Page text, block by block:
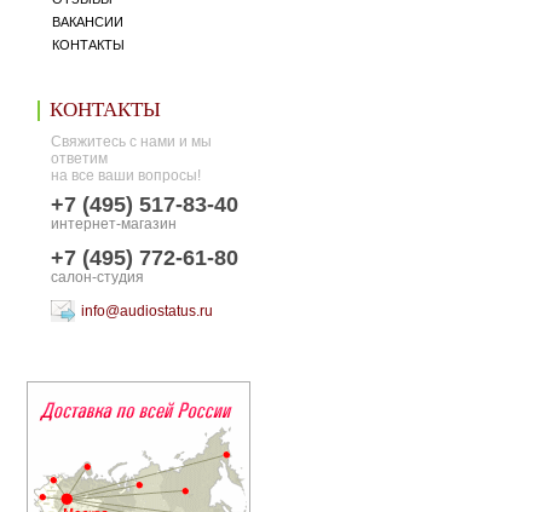
ВАКАНСИИ
КОНТАКТЫ
КОНТАКТЫ
Свяжитесь с нами и мы
ответим
на все ваши вопросы!
+7 (495) 517-83-40
интернет-магазин
+7 (495) 772-61-80
салон-студия
info@audiostatus.ru